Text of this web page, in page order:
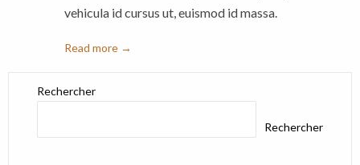
vehicula id cursus ut, euismod id massa.
Read more →
Rechercher
Rechercher